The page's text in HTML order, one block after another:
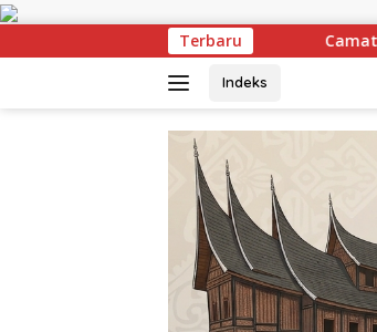
Langsung
konten
Terbaru
Camat Singingi Bantah Tudingan
Indeks